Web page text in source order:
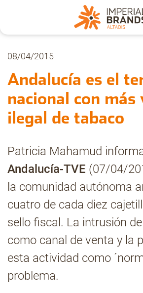
Nosotros
Secciones
Denuncia
Pregúntanos
Archivo
Estadísticas CMT
Contacto
08/04/2015
Andalucía es el
nacional con más
ilegal de tabaco
Patricia Mahamud
Andalucía-TVE (07/04/
la comunidad autónoma
cuatro de cada diez
sello fiscal. La intrusión
como canal de venta y la
esta actividad como
problema.